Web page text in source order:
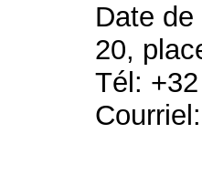
Date
20,
Tél: